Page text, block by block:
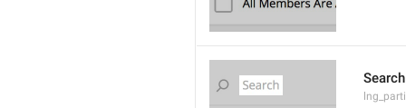
Search